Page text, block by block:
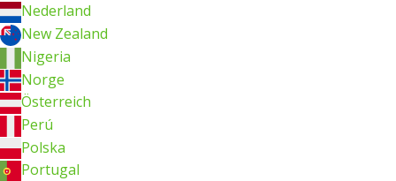
Nederland
New Zealand
Nigeria
Norge
Österreich
Perú
Polska
Portugal